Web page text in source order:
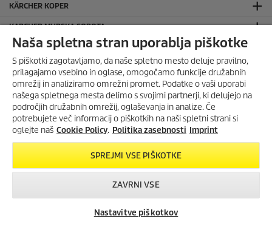
Iskanje trgovcev
KÄRCHER KOPER
KARCHER MURSKA SOBOTA
KÄRCHER MARIBOR
KORISTNE POVEZAVE
O podjetju
Iskanje trgovcev
Garancijski list
Servisi v Sloveniji
Navodila za uporabo
Odgovori na pogosta vprašanja
Naša spletna stran uporablja piškotke
S piškotki zagotavljamo, da naše spletno mesto deluje pravilno,
prilagajamo vsebino in oglase, omogočamo funkcije družabnih
omrežij in analiziramo omrežni promet. Podatke o vaši uporabi
našega spletnega mesta delimo s svojimi partnerji, ki delujejo na
področjih družabnih omrežij, oglaševanja in analize. Če
potrebujete več informacij o piškotkih na naši spletni strani si
oglejte naš Cookie Policy. Politika zasebnosti Imprint
SPREJMI VSE PIŠKOTKE
ZAVRNI VSE
Nastavitve piškotkov